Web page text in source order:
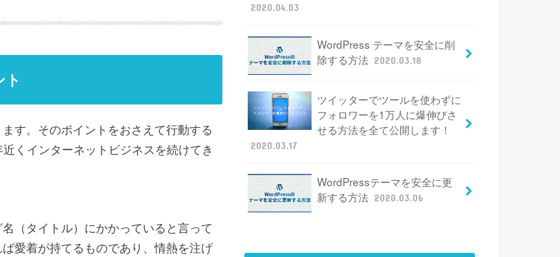
す。そのポイントをおさえて行動する
くインターネットビジネスを続けてき
（タイトル）にかかっていると言って
愛着が持てるものであり、情熱を注げ
2020.04.03
WordPress テーマを安全に削
除する方法 2020.03.18
ツイッターでツールを使わずに
フォロワーを1万人に爆伸びさ
せる方法を全て公開します！
2020.03.17
WordPressテーマを安全に更
新する方法 2020.03.06